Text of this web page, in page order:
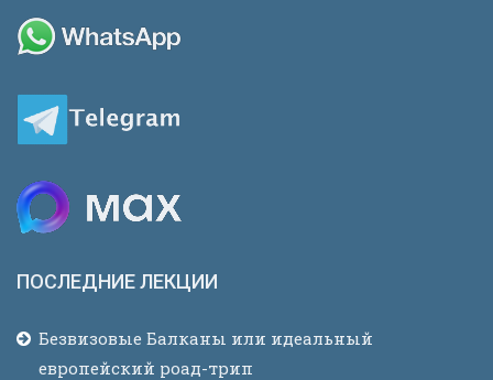
ПОСЛЕДНИЕ ЛЕКЦИИ
Безвизовые Балканы или идеальный
европейский роад-трип